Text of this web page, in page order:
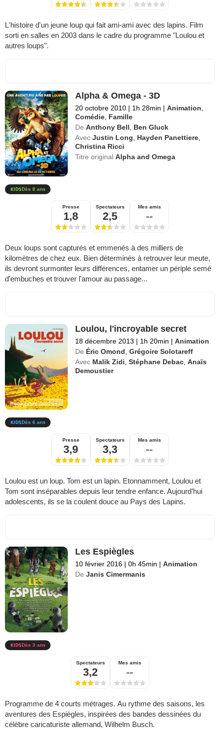
L'histoire d'un jeune loup qui fait ami-ami avec des lapins. Film
sorti en salles en 2003 dans le cadre du programme "Loulou et
autres loups".
Alpha & Omega - 3D
20 octobre 2010 | 1h 28min | Animation
Comédie Famille
De Anthony Bell
Ben Gluck
Avec Justin Long Hayden Panettiere
Christina Ricci
Titre originalAlpha and Omega
Dès 8 ans
Presse
1,8
Spectateurs
2,5
Mes amis
--
Deux loups sont capturés et emmenés à des milliers de
kilomètres de chez eux. Bien déterminés à retrouver leur meute,
ils devront surmonter leurs différences, entamer un périple semé
d'embuches et trouver l'amour au passage...
Loulou, l'incroyable secret
18 décembre 2013 | 1h 20min | Animation
De Éric Omond ,Grégoire Solotareff
Avec Malik Zidi ,Stéphane Debac ,Anaïs
Demoustier
Dès 6 ans
Presse
3,9
Spectateurs
3,3
Mes amis
--
Loulou est un loup. Tom est un lapin. Etonnamment, Loulou et
Tom sont inséparables depuis leur tendre enfance. Aujourd’hui
adolescents, ils se la coulent douce au Pays des Lapins.
Les Espiègles
10 février 2016 | 0h 45min | Animation
De Janis Cimermanis
Dès 3 ans
Spectateurs
3,2
Mes amis
--
Programme de 4 courts métrages. Au rythme des saisons, les
aventures des Espiègles, inspirées des bandes dessinées du
célèbre caricaturiste allemand, Wilhelm Busch.